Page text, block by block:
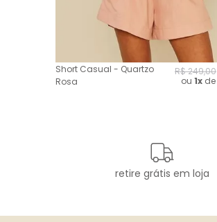
Short Casual - Quartzo
Rosa
R$249,00
ou 1x de
retire grátis em loja